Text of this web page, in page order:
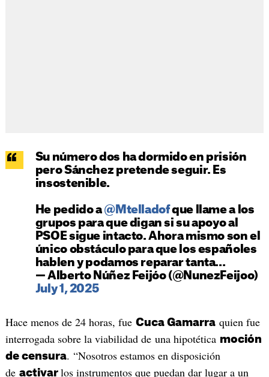
Su número dos ha dormido en prisión
pero Sánchez pretende seguir. Es
insostenible.
He pedido a @Mtelladofque llame a los
grupos para que digan si su apoyo al
PSOE sigue intacto. Ahora mismo son el
único obstáculo para que los españoles
hablen y podamos reparar tanta…
— Alberto Núñez Feijóo (@NunezFeijoo)
July 1, 2025
Hace menos de 24 horas, fue Cuca Gamarraquien fue
interrogada sobre la viabilidad de una hipotética moción
de censura. “Nosotros estamos en disposición
de activar los instrumentos que puedan dar lugar a un